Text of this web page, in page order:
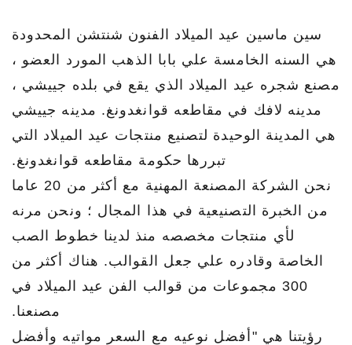
سين ماسين عيد الميلاد الفنون شنتشن المحدودة
هي السنه الخامسة علي بابا الذهب المورد العضو ،
مصنع شجره عيد الميلاد الذي يقع في بلده جييشي ،
مدينه لافك في مقاطعه قوانغدونغ. مدينه جييشي
هي المدينة الوحيدة لتصنيع منتجات عيد الميلاد التي
تبررها حكومة مقاطعه قوانغدونغ.
نحن الشركة المصنعة المهنية مع أكثر من 20 عاما
من الخبرة التصنيعية في هذا المجال ؛ ونحن مرنه
لأي منتجات مخصصه منذ لدينا خطوط الصب
الخاصة وقادره علي جعل القوالب. هناك أكثر من
300 مجموعات من قوالب الفن عيد الميلاد في
مصنعنا.
رؤيتنا هي "أفضل نوعيه مع السعر مواتيه وأفضل